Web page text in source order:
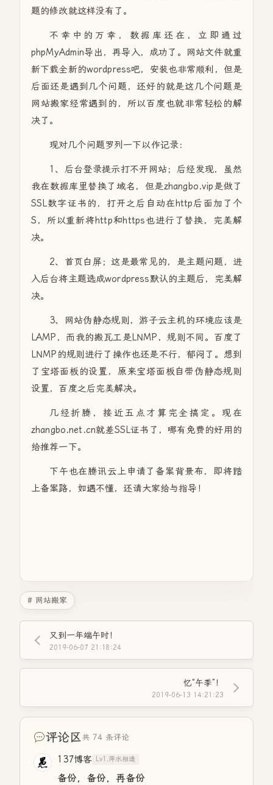
题的修改就这样没有了。
不幸中的万幸，数据库还在，立即通过
phpMyAdmin导出，再导入，成功了。网站文件就重
新下载全新的wordpress吧，安装也非常顺利，但是
后面还是遇到几个问题，还好的就是这几个问题是
网站搬家经常遇到的，所以百度也就非常轻松的解
决了。
现对几个问题罗列一下以作记录：
1、后台登录提示打不开网站；后经发现，虽然
我在数据库里替换了域名，但是zhangbo.vip是做了
SSL数字证书的，打开之后自动在http后面加了个
S，所以重新将http和https也进行了替换，完美解
决。
2、首页白屏；这是最常见的，是主题问题，进
入后台将主题选成wordpress默认的主题后，完美解
决。
3、网站伪静态规则，游子云主机的环境应该是
LAMP，而我的搬瓦工是LNMP，规则不同。百度了
LNMP的规则进行了操作也还是不行，郁闷了。想到
了宝塔面板的设置，原来宝塔面板自带伪静态规则
设置，百度之后完美解决。
几经折腾，接近五点才算完全搞定。现在
zhangbo.net.cn就差SSL证书了，哪有免费的好用的
给推荐一下。
下午也在腾讯云上申请了备案背景布，即将踏
上备案路，如遇不懂，还请大家给与指导！
# 网站搬家
又到一年端午时！
2019-06-07 21:18:24
忆“午季”！
2019-06-13 14:21:23
评论区共 74 条评论
137博客 Lv1.萍水相逢
备份，备份，再备份